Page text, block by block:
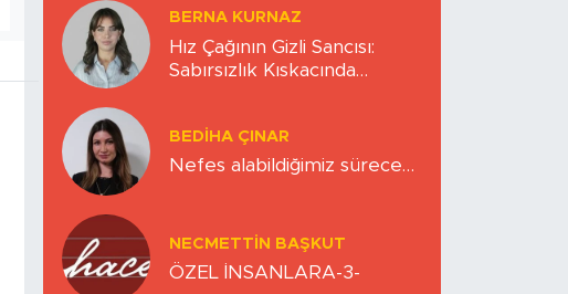
BERNA KURNAZ
Hız Çağının Gizli Sancısı:
Sabırsızlık Kıskacında
BEDIHA ÇINAR
Nefes alabildiğimiz sürece…
NECMETTIN BAŞKUT
ÖZEL İNSANLARA-3-